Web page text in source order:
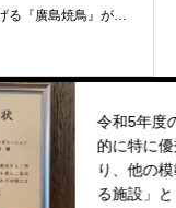
る『廣島焼鳥』が自
令和5年度の「衛生
的に特に優秀であ
り、他の模範とな
る施設」として表